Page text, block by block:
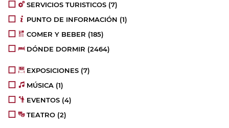
SERVICIOS TURISTICOS (7)
PUNTO DE INFORMACIÓN (1)
COMER Y BEBER (185)
DÓNDE DORMIR (2464)
EXPOSICIONES (7)
MÚSICA (1)
EVENTOS (4)
TEATRO (2)